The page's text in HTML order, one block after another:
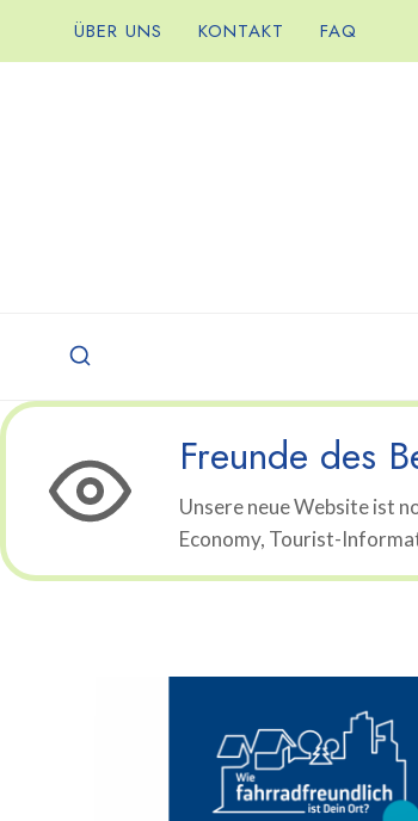
ÜBER UNS KONTAKT FAQ
Freunde des
Unsere neue Website ist
Economy, Tourist-